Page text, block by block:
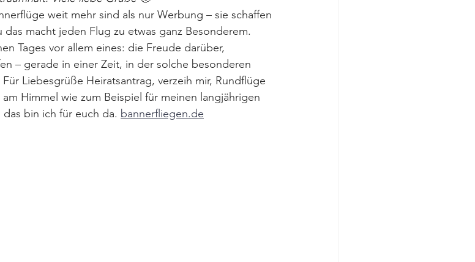
weit mehr sind als nur Werbung – sie schaffen
macht jeden Flug zu etwas ganz Besonderem.
Tages vor allem eines: die Freude darüber,
– gerade in einer Zeit, in der solche besonderen
Liebesgrüße Heiratsantrag, verzeih mir, Rundflüge
Himmel wie zum Beispiel für meinen langjährigen
bin ich für euch da. bannerfliegen.de